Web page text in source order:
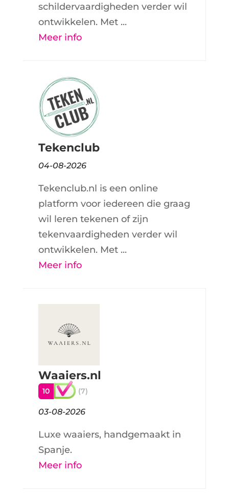
schildervaardigheden verder wil
ontwikkelen. Met ...
Meer info
Tekenclub
04-08-2026
Tekenclub.nl is een online
platform voor iedereen die graag
wil leren tekenen of zijn
tekenvaardigheden verder wil
ontwikkelen. Met ...
Meer info
Waaiers.nl
10 (7)
03-08-2026
Luxe waaiers, handgemaakt in
Spanje.
Meer info